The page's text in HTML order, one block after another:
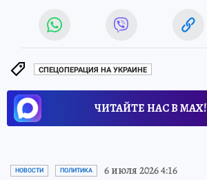
СПЕЦОПЕРАЦИЯ НА УКРАИНЕ
ЧИТАЙТЕ НАС В МАХ!
НОВОСТИ ПОЛИТИКА 6 июля 2026 4:16